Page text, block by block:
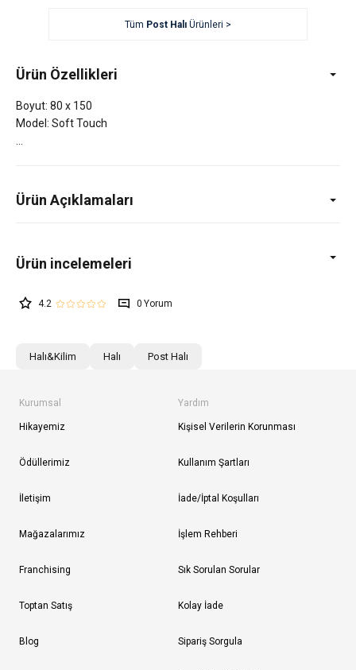
Tüm Post HalıÜrünleri >
Ürün Özellikleri
Boyut: 80 x 150
Model: Soft Touch
Ürün Açıklamaları
4.2 0
Halı&Kilim Halı Post Halı
Kurumsal
Hikayemiz
Ödüllerimiz
İletişim
Mağazalarımız
Franchising
Toptan Satış
Blog
Yardım
Kişisel Verilerin Korunması
Kullanım Şartları
İade/İptal Koşulları
İşlem Rehberi
Sık Sorulan Sorular
Kolay İade
Sipariş Sorgula